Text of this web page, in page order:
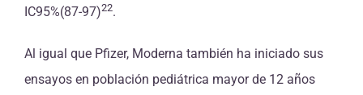
IC95%(87-97)22.
Al igual que Pfizer, Moderna también ha iniciado sus
ensayos en población pediátrica mayor de 12 años